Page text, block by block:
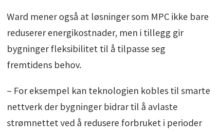
Ward mener også at løsninger som MPC ikke bare
reduserer energikostnader, men i tillegg gir
bygninger fleksibilitet til å tilpasse seg
fremtidens behov.
– For eksempel kan teknologien kobles til smarte
nettverk der bygninger bidrar til å avlaste
strømnettet ved å redusere forbruket i perioder